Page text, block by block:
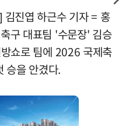
진엽 하근수 기자 = 홍
구 대표팀 '수문장' 김승
쇼로 팀에 2026 국제축
승을 안겼다.